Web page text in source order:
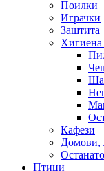
Поилки
Играчки
Заштита
Хигиена
Кафези
Домови,
Останато
Птици